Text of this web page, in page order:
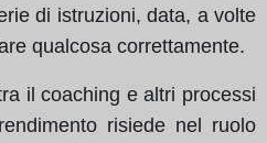
di istruzioni, data, a volte
qualcosa correttamente.
il coaching e altri processi
risiede nel ruolo